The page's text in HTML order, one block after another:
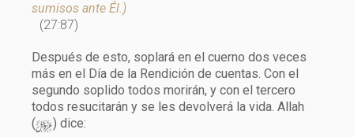
sumisos ante Él.)
(27:87)
Después de esto, soplará en el cuerno dos veces
más en el Día de la Rendición de cuentas. Con el
segundo soplido todos morirán, y con el tercero
todos resucitarán y se les devolverá la vida. Allah
(y) dice: